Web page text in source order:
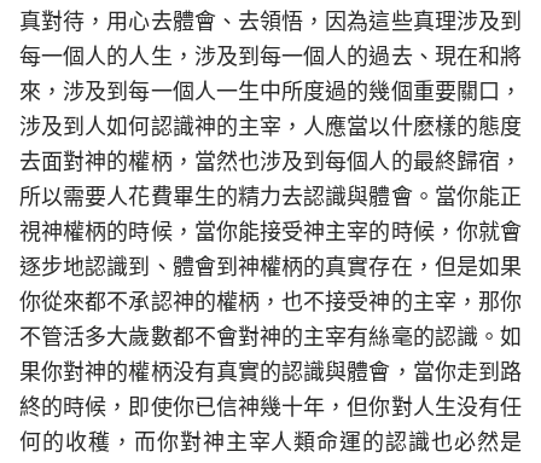
真對待，用心去體會、去領悟，因為這些真理涉及到
每一個人的人生，涉及到每一個人的過去、現在和將
來，涉及到每一個人一生中所度過的幾個重要關口，
涉及到人如何認識神的主宰，人應當以什麽樣的態度
去面對神的權柄，當然也涉及到每個人的最終歸宿，
所以需要人花費畢生的精力去認識與體會。當你能正
視神權柄的時候，當你能接受神主宰的時候，你就會
逐步地認識到、體會到神權柄的真實存在，但是如果
你從來都不承認神的權柄，也不接受神的主宰，那你
不管活多大歲數都不會對神的主宰有絲毫的認識。如
果你對神的權柄没有真實的認識與體會，當你走到路
終的時候，即使你已信神幾十年，但你對人生没有任
何的收穫，而你對神主宰人類命運的認識也必然是